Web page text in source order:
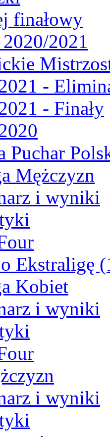
finałowy
2021
-
- Finały
Puchar
Mężczyzn
i wyniki
Ekstraligę
Kobiet
i wyniki
i wyniki